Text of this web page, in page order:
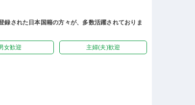
された日本国籍の方々が、多数活躍されておりま
女歓迎 主婦(夫)歓迎